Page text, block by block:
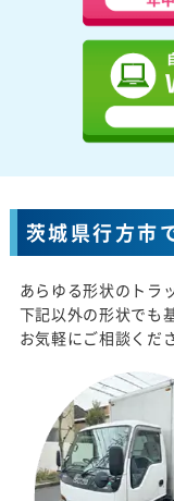
茨城県行方市
あらゆる形状のトラ
下記以外の形状でも
お気軽にご相談くだ